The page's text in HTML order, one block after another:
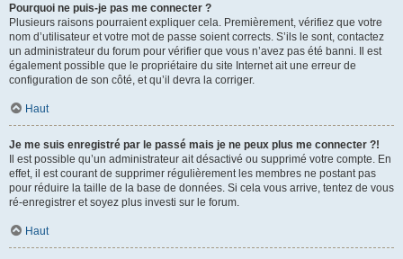
Pourquoi ne puis-je pas me connecter ?
Plusieurs raisons pourraient expliquer cela. Premièrement, vérifiez que votre
nom d’utilisateur et votre mot de passe soient corrects. S’ils le sont, contactez
un administrateur du forum pour vérifier que vous n’avez pas été banni. Il est
également possible que le propriétaire du site Internet ait une erreur de
configuration de son côté, et qu’il devra la corriger.
Haut
Je me suis enregistré par le passé mais je ne peux plus me connecter ?!
Il est possible qu’un administrateur ait désactivé ou supprimé votre compte. En
effet, il est courant de supprimer régulièrement les membres ne postant pas
pour réduire la taille de la base de données. Si cela vous arrive, tentez de vous
ré-enregistrer et soyez plus investi sur le forum.
Haut